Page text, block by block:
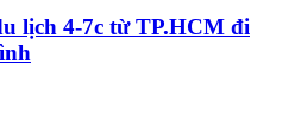
lịch 4-7c từ TP.HCM đi